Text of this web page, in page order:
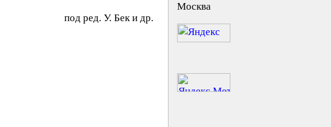
под ред. У. Бeк и др.
Москва